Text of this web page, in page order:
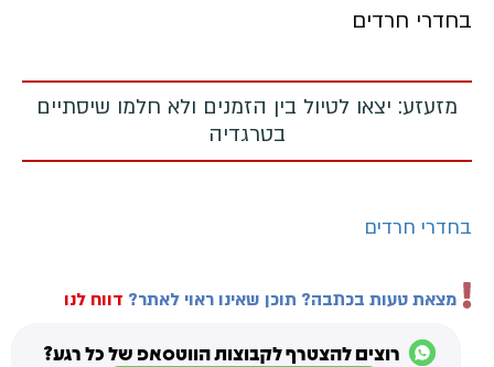
בחדרי חרדים
מזעזע: יצאו לטיול בין הזמנים ולא חלמו שיסתיים
בטרגדיה
בחדרי חרדים
מצאת טעות בכתבה? תוכן שאינו ראוי לאתר? דווח לנו
רוצים להצטרף לקבוצות הווטסאפ של כל רגע?